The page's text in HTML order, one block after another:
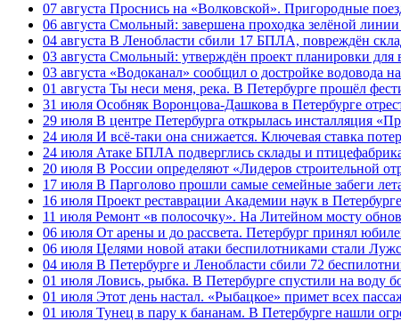
07 августа Проснись на «Волковской». Пригородные
06 августа Смольный: завершена проходка зелёной
04 августа В Ленобласти сбили 17 БПЛА, повреждён
03 августа Смольный: утверждён проект планировки для
03 августа «Водоканал» сообщил о достройке водовода
01 августа Ты неси меня, река. В Петербурге прошёл
31 июля Особняк Воронцова-Дашкова в Петербурге
29 июля В центре Петербурга открылась инсталляция
24 июля И всё-таки она снижается. Ключевая ставка
24 июля Атаке БПЛА подверглись склады и
20 июля В России определяют «Лидеров строительной
17 июля В Парголово прошли самые семейные забеги
16 июля Проект реставрации Академии наук в
11 июля Ремонт «в полосочку». На Литейном мосту
06 июля От арены и до рассвета. Петербург принял
06 июля Целями новой атаки беспилотниками стали
04 июля В Петербурге и Ленобласти сбили 72
01 июля Ловись, рыбка. В Петербурге спустили на воду
01 июля Этот день настал. «Рыбацкое» примет всех
01 июля Тунец в пару к бананам. В Петербурге нашли